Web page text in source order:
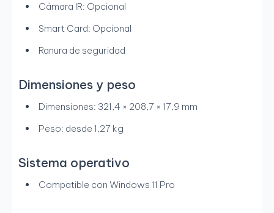
Cámara IR: Opcional
Smart Card: Opcional
Ranura de seguridad
Dimensiones y peso
Dimensiones: 321,4 × 208,7 × 17,9 mm
Peso: desde 1,27 kg
Sistema operativo
Compatible con Windows 11 Pro